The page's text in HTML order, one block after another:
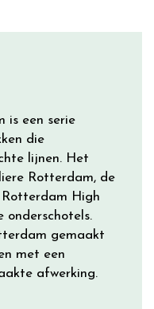
is een serie
die
lijnen. Het
Rotterdam, de
High
onderschotels.
gemaakt
met een
afwerking.